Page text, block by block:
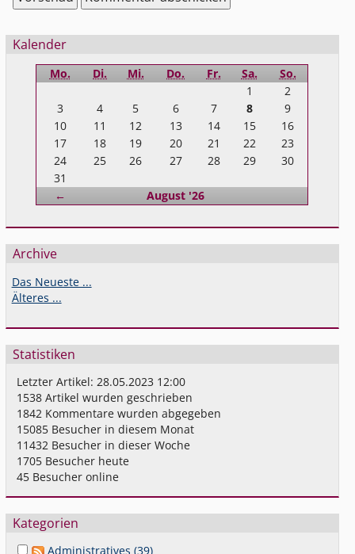
Seitenleiste
Kalender
Mo. Di. Mi. Do. Fr. Sa. So.
← August '26
1
2
3
4 5 6 7 8
9
10
11 12 13 14 15
16
17
18 19 20 21 22
23
24
25 26 27 28 29
30
31
Archive
Das Neueste ...
Älteres ...
Statistiken
Letzter Artikel:28.05.2023 12:00
1538 Artikel wurden geschrieben
1842 Kommentare wurden abgegeben
15085 Besucher in diesem Monat
11432 Besucher in dieser Woche
1705 Besucher heute
45 Besucher online
Kategorien
Administratives (39)